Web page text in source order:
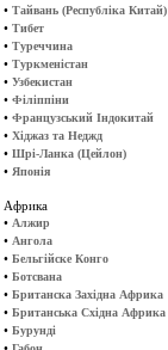
• Тайвань (Республіка Китай)
• Тибет
• Туреччина
• Туркменістан
• Узбекистан
• Філіппіни
• Французський Індокитай
• Хіджаз та Неджд
• Шрі-Ланка (Цейлон)
• Японія
Африка
• Алжир
• Ангола
• Бельгійске Конго
• Ботсвана
• Британска Західна Африка
• Британська Східна Африка
• Бурунді